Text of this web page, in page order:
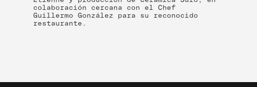
colaboración cercana con el Chef
Guillermo González para su reconocido
restaurante.